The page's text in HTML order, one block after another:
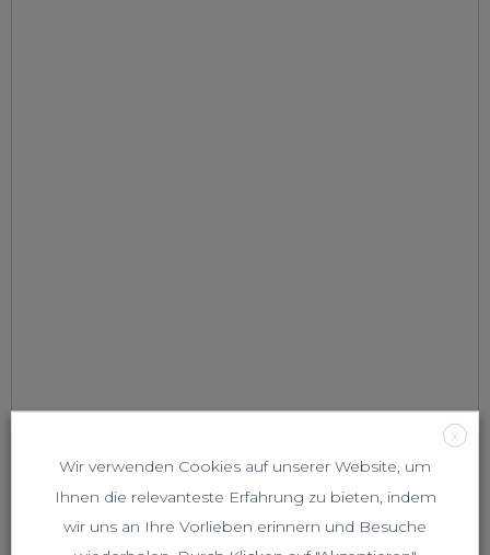
X
Wir verwenden Cookies auf unserer Website, um
Ihnen die relevanteste Erfahrung zu bieten, indem
wir uns an Ihre Vorlieben erinnern und Besuche